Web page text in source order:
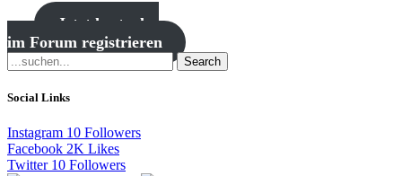
Jetzt kostenlos
im Forum registrieren
Search
Social Links
Instagram 10 Followers
Facebook 2K Likes
Twitter 10 Followers